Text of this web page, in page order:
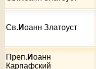
Св. Иоанн Златоуст
Преп. Иоанн
Карпафский